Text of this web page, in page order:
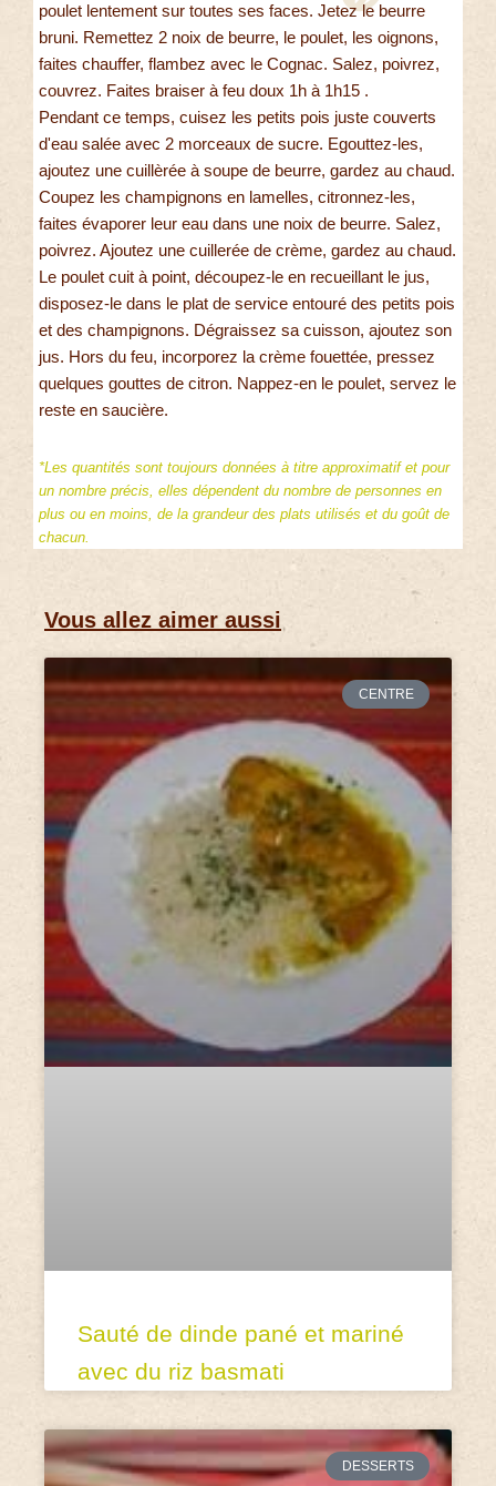
poulet lentement sur toutes ses faces. Jetez le beurre
bruni. Remettez 2 noix de beurre, le poulet, les oignons,
faites chauffer, flambez avec le Cognac. Salez, poivrez,
couvrez. Faites braiser à feu doux 1h à 1h15 .
Pendant ce temps, cuisez les petits pois juste couverts
d'eau salée avec 2 morceaux de sucre. Egouttez-les,
ajoutez une cuillèrée à soupe de beurre, gardez au chaud.
Coupez les champignons en lamelles, citronnez-les,
faites évaporer leur eau dans une noix de beurre. Salez,
poivrez. Ajoutez une cuillerée de crème, gardez au chaud.
Le poulet cuit à point, découpez-le en recueillant le jus,
disposez-le dans le plat de service entouré des petits pois
et des champignons. Dégraissez sa cuisson, ajoutez son
jus. Hors du feu, incorporez la crème fouettée, pressez
quelques gouttes de citron. Nappez-en le poulet, servez le
reste en saucière.
*Les quantités sont toujours données à titre approximatif et pour
un nombre précis, elles dépendent du nombre de personnes en
plus ou en moins, de la grandeur des plats utilisés et du goût de
chacun.
Vous allez aimer aussi
CENTRE
Sauté de dinde pané et mariné
avec du riz basmati
DESSERTS